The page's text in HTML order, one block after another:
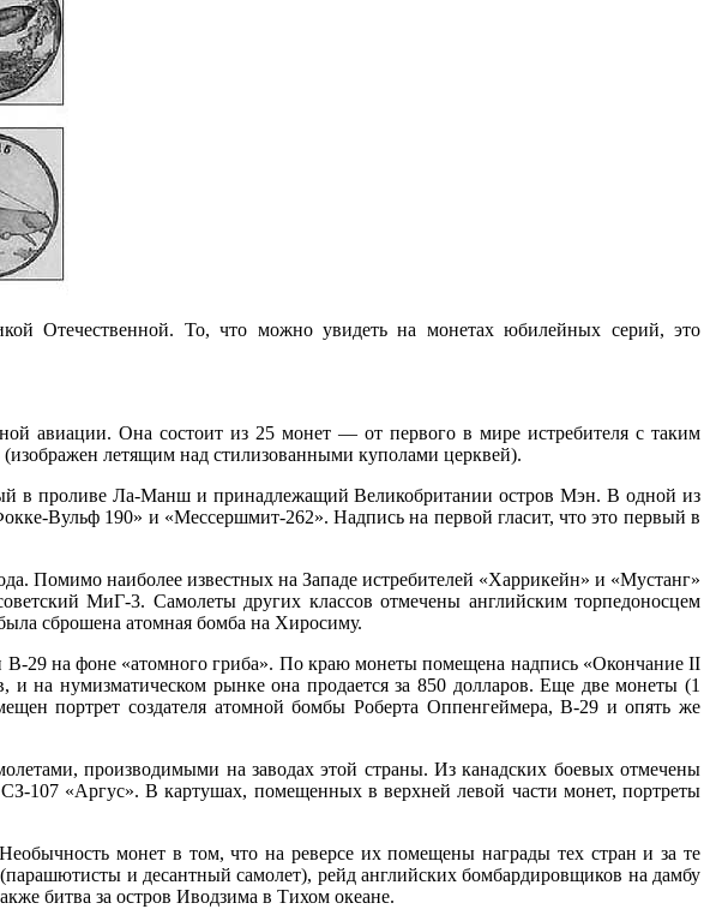
Отечественной. То, что можно увидеть на монетах юбилейных серий, это
авиации. Она состоит из 25 монет — от первого в мире истребителя с таким
летящим над стилизованными куполами церквей).
в проливе Ла-Манш и принадлежащий Великобритании остров Мэн. В одной из
Вульф 190» и «Мессершмит-262». Надпись на первой гласит, что это первый в
Помимо наиболее известных на Западе истребителей «Харрикейн» и «Мустанг»
МиГ-3. Самолеты других классов отмечены английским торпедоносцем
сброшена атомная бомба на Хиросиму.
29 на фоне «атомного гриба». По краю монеты помещена надпись «Окончание II
нумизматическом рынке она продается за 850 долларов. Еще две монеты (1
портрет создателя атомной бомбы Роберта Оппенгеймера, В-29 и опять же
производимыми на заводах этой страны. Из канадских боевых отмечены
107 «Аргус». В картушах, помещенных в верхней левой части монет, портреты
монет в том, что на реверсе их помещены награды тех стран и за те
и десантный самолет), рейд английских бомбардировщиков на дамбу
битва за остров Иводзима в Тихом океане.